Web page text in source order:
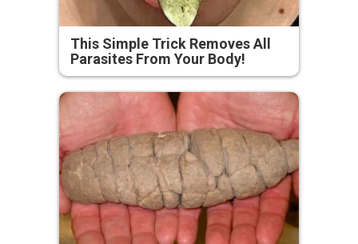
This Simple Trick Removes All
Parasites From Your Body!